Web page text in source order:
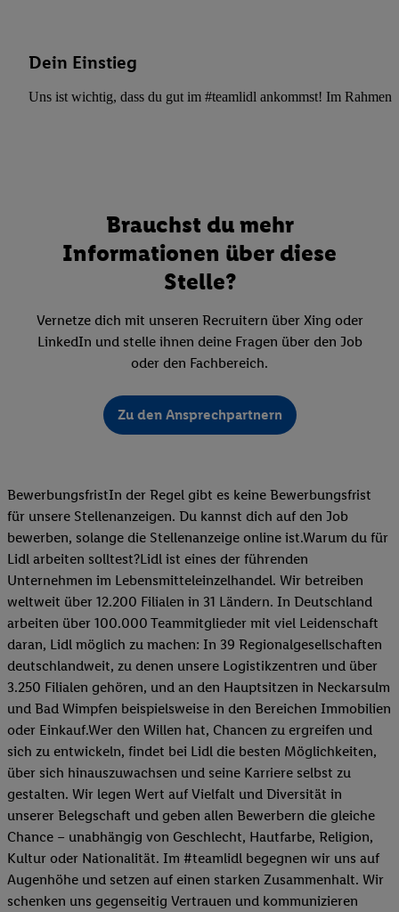
Dein Einstieg
Uns ist wichtig, dass du gut im #teamlidl ankommst! Im Rahmen
Brauchst du mehr
Informationen über diese
Stelle?
Vernetze dich mit unseren Recruitern über Xing oder
LinkedIn und stelle ihnen deine Fragen über den Job
oder den Fachbereich.
Zu den Ansprechpartnern
BewerbungsfristIn der Regel gibt es keine Bewerbungsfrist
für unsere Stellenanzeigen. Du kannst dich auf den Job
bewerben, solange die Stellenanzeige online ist.Warum du für
Lidl arbeiten solltest?Lidl ist eines der führenden
Unternehmen im Lebensmitteleinzelhandel. Wir betreiben
weltweit über 12.200 Filialen in 31 Ländern. In Deutschland
arbeiten über 100.000 Teammitglieder mit viel Leidenschaft
daran, Lidl möglich zu machen: In 39 Regionalgesellschaften
deutschlandweit, zu denen unsere Logistikzentren und über
3.250 Filialen gehören, und an den Hauptsitzen in Neckarsulm
und Bad Wimpfen beispielsweise in den Bereichen Immobilien
oder Einkauf.Wer den Willen hat, Chancen zu ergreifen und
sich zu entwickeln, findet bei Lidl die besten Möglichkeiten,
über sich hinauszuwachsen und seine Karriere selbst zu
gestalten. Wir legen Wert auf Vielfalt und Diversität in
unserer Belegschaft und geben allen Bewerbern die gleiche
Chance – unabhängig von Geschlecht, Hautfarbe, Religion,
Kultur oder Nationalität. Im #teamlidl begegnen wir uns auf
Augenhöhe und setzen auf einen starken Zusammenhalt. Wir
schenken uns gegenseitig Vertrauen und kommunizieren